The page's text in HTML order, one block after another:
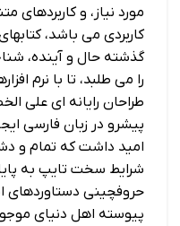
مورد نیاز، و کاربردهای
کاربردی می باشد،
گذشته حال و آینده،
را می طلبد، تا با نرم
طراحان رایانه ای علی
پیشرو در زبان فارسی
امید داشت که تمام و
شرایط سخت تایپ به
حروفچینی دستاوردهای
پیوسته اهل دنیای